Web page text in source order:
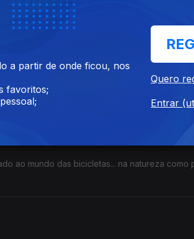
Associação Cultural d’Orfeu celebra
viagens por muitas e variadas artes.
ao mundo das bicicletas... na natureza como
a partir de onde ficou, nos
favoritos;
Quero
Entrar